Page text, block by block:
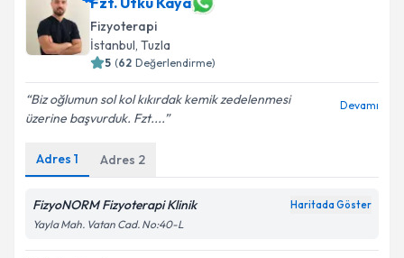
Fizyoterapi
İstanbul, Tuzla
5 (62 Değerlendirme)
Biz oğlumun sol kol kıkırdak kemik zedelenmesi
üzerine başvurduk. Fzt....
Devamı
Adres 1 Adres 2
FizyoNORM Fizyoterapi Klinik Haritada Göster
Yayla Mah. Vatan Cad. No:40-L